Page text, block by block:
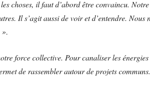
choses, il faut d’abord être convaincu.
Il s’agit aussi de voir et d’entendre.
».
force collective. Pour canaliser les
de rassembler autour de projets